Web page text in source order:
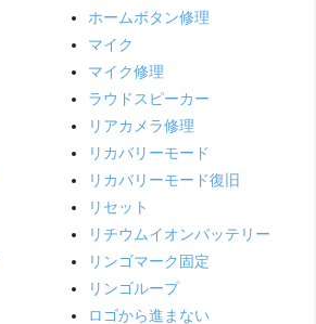
ホームボタン修理
マイク
マイク修理
ラウドスピーカー
リアカメラ修理
リカバリーモード
リカバリーモード復旧
リセット
リチウムイオンバッテリー
リンゴマーク固定
リンゴループ
ロゴから進まない